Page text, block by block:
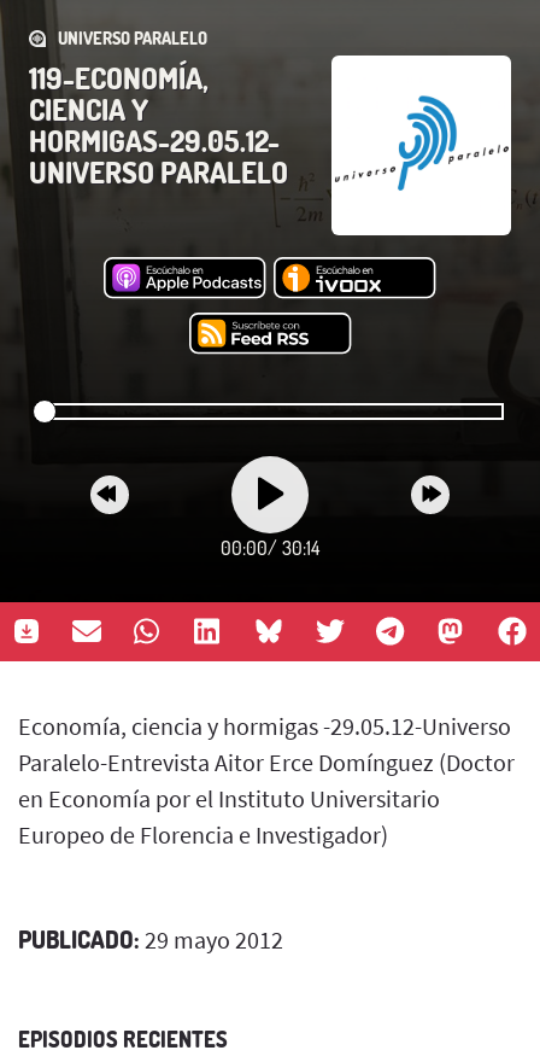
UNIVERSO PARALELO
119-ECONOMÍA,
CIENCIA Y
HORMIGAS-29.05.12-
UNIVERSO PARALELO
00:00/ 30:14
Economía, ciencia y hormigas -29.05.12-Universo
Paralelo-Entrevista Aitor Erce Domínguez (Doctor
en Economía por el Instituto Universitario
Europeo de Florencia e Investigador)
PUBLICADO: 29 mayo 2012
EPISODIOS RECIENTES